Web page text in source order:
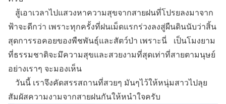
สู้เอาเวลาไปแสวงหาความสุขจากสายฝนที่โปรยลงมาจาก
ฟ้าจะดีกว่า เพราะทุกครั้งที่ฝนเม็ดแรกร่วงลงสู่ผืนดินนับว่าสิ้น
สุดการรอคอยของพืชพันธุ์และสัตว์ป่า เพราะนี่ เป็นโมงยาม
ที่ธรรมชาติจะมึความสุขและสวยงามที่สุดเท่าที่สายตามนุษย์
อย่างเราๆ จะมองเห็น
วันนี้ เราจึงคัดสรรสถานที่สวยๆ มันๆไว้ให้หนุ่มสาวไปลุย
สัมผัสความงามจากสายฝนกันให้หนำใจครับ